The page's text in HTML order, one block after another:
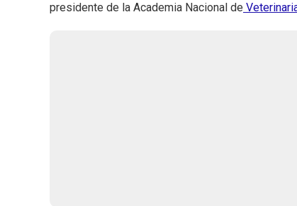
presidente de la Academia Nacional de